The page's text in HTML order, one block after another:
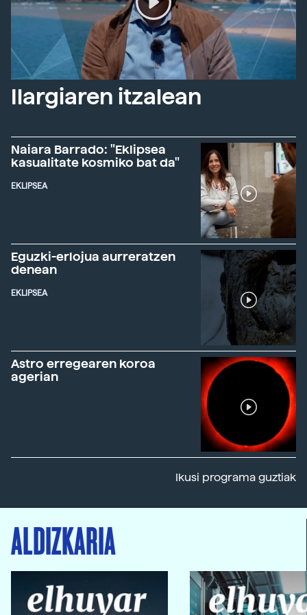
Ilargiaren itzalean
Naiara Barrado: "Eklipsea
kasualitate kosmiko bat da"
EKLIPSEA
Eguzki-erlojua aurreratzen
denean
EKLIPSEA
Astro erregearen koroa
agerian
Ikusi programa guztiak
ALDIZKARIA